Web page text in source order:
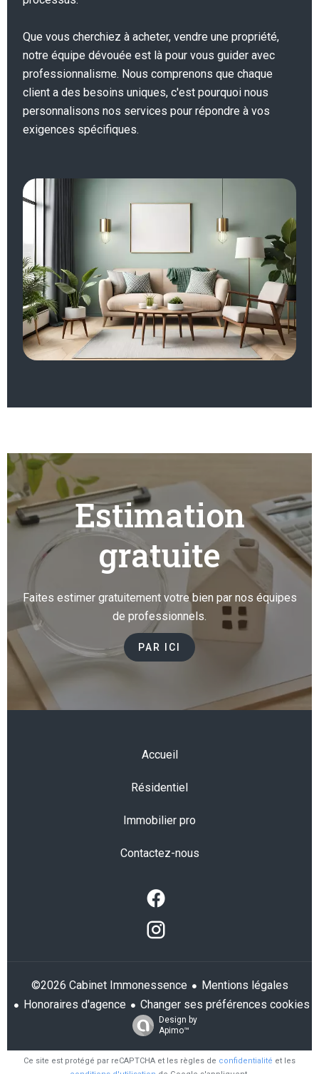
Que vous cherchiez à acheter, vendre une propriété,
notre équipe dévouée est là pour vous guider avec
professionnalisme. Nous comprenons que chaque
client a des besoins uniques, c'est pourquoi nous
personnalisons nos services pour répondre à vos
exigences spécifiques.
Estimation
gratuite
Faites estimer gratuitement votre bien par nos équipes
de professionnels.
PAR ICI
Accueil
Résidentiel
Immobilier pro
Contactez-nous
©2026 Cabinet Immonessence
Mentions légales
Honoraires d'agence
Changer ses préférences cookies
Design by
Apimo™
Ce site est protégé par reCAPTCHA et les règles de confidentialité et les